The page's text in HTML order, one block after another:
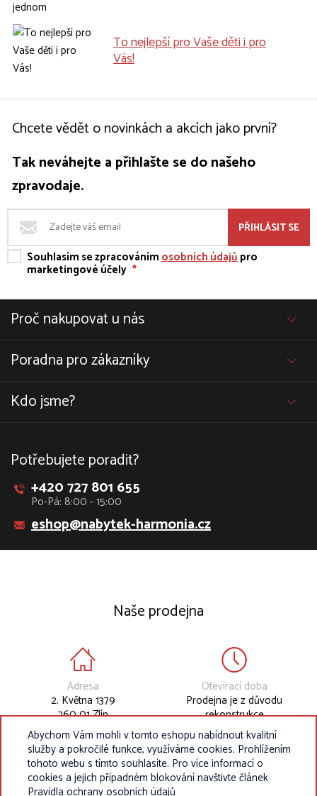
To nejlepší pro Vaše děti i pro
Vás!
Chcete vědět o novinkách a akcích jako první?
Tak neváhejte a přihlašte se do našeho
zpravodaje.
PŘIHLÁSIT SE
Souhlasím se zpracovánímosobních údajůpro
marketingové účely *
Proč nakupovat u nás
Poradna pro zákazníky
Kdo jsme?
Potřebujete poradit?
+420 727 801 655
Po-Pá: 8:00 - 15:00
eshop@nabytek-harmonia.cz
Naše prodejna
Adresa
2. Května 1379
760 01 Zlín
Otevírací doba
Prodejna je z důvodu
rekonstrukce
dočasně uzavřena.
Abychom Vám mohli v tomto eshopu nabídnout kvalitní
služby a pokročilé funkce, využíváme cookies. Prohlížením
tohoto webu s tímto souhlasíte. Pro více informací o
cookies a jejich případném blokování navštivte článek
Pravidla ochrany osobních údajů